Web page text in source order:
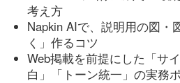
考え方
Napkin AIで、説明用の図・
く」作るコツ
Web掲載を前提にした「サ
白」「トーン統一」の実務